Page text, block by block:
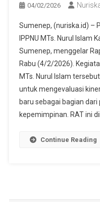
04/02/2026
Sumenep, (nuriska.id) –
IPPNU MTs. Nurul Islam
Sumenep, menggelar
Rabu (4/2/2026).
MTs. Nurul Islam
untuk mengevaluasi
baru sebagai bagian
kepemimpinan. RAT ini
Continue Reading